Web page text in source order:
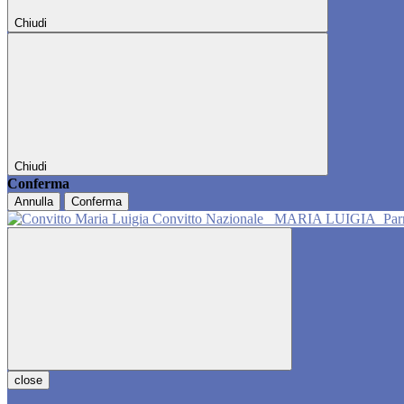
Chiudi
Chiudi
Conferma
Annulla Conferma
Convitto Nazionale MARIA LUIGIA
close